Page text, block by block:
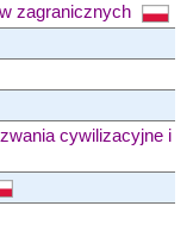
zagranicznych
cywilizacyjne i